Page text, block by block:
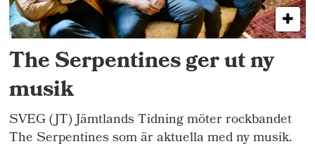
The Serpentines ger ut ny
musik
SVEG (JT) Jämtlands Tidning möter rockbandet
The Serpentines som är aktuella med ny musik.